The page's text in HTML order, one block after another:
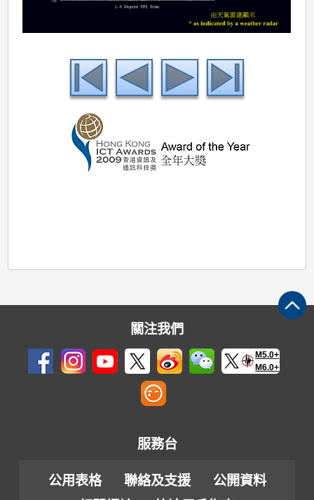
關注我們
M5.0+
M6.0+
服務台
公用表格 聯絡及支援
公開資料